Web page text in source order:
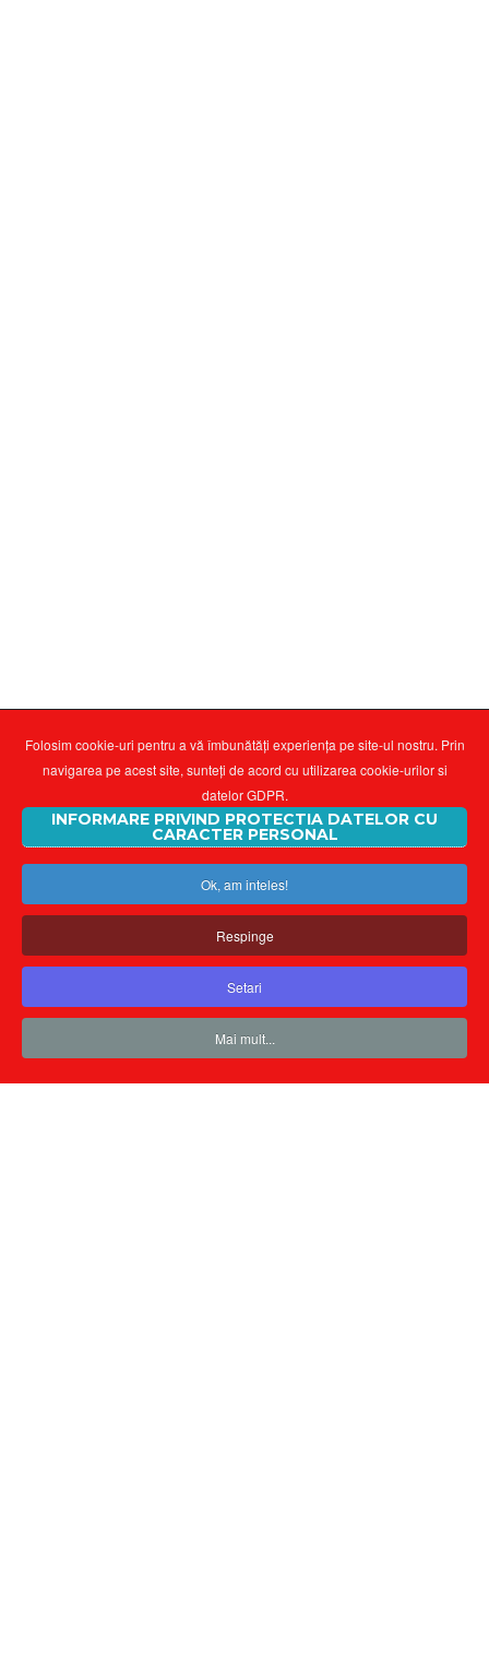
Folosim cookie-uri pentru a vă îmbunătăți experiența pe site-ul nostru. Prin
navigarea pe acest site, sunteți de acord cu utilizarea cookie-urilor si
datelor GDPR.
INFORMARE PRIVIND PROTECTIA DATELOR CU
CARACTER PERSONAL
Ok, am inteles!
Respinge
Setari
Mai mult...